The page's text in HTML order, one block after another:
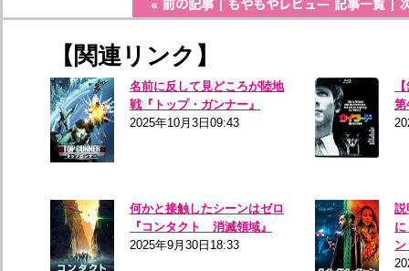
【関連リンク】
名前に反して見どころが陸地
戦『トップ・ガンナー』
2025年10月3日09:43
第
何かと接触したシーンはゼロ
『コンタクト 消滅領域』
2025年9月30日18:33
説